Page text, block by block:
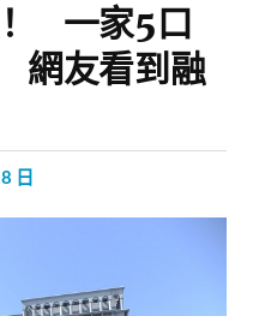
一家5口
網友看到融
日